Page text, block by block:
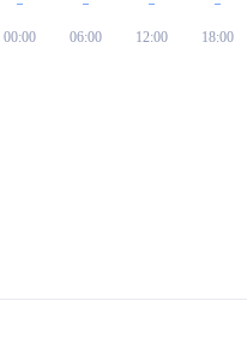
00:00 06:00 12:00 18:00